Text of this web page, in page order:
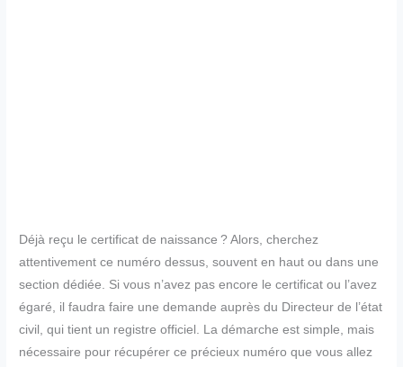
Déjà reçu le certificat de naissance ? Alors, cherchez
attentivement ce numéro dessus, souvent en haut ou dans une
section dédiée. Si vous n’avez pas encore le certificat ou l’avez
égaré, il faudra faire une demande auprès du Directeur de l’état
civil, qui tient un registre officiel. La démarche est simple, mais
nécessaire pour récupérer ce précieux numéro que vous allez